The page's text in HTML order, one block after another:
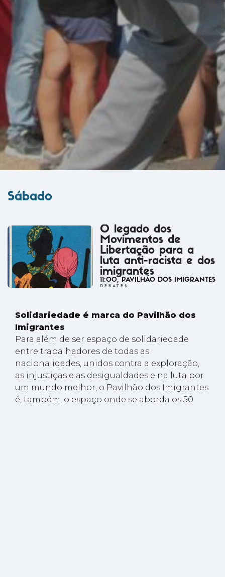
Sábado
O legado dos
Movimentos de
Libertação para a
luta anti-racista e dos
imigrantes
11:00, PAVILHÃO DOS IMIGRANTES
DEBATES
Solidariedade é marca do Pavilhão dos
Imigrantes
Para além de ser espaço de solidariedade
entre trabalhadores de todas as
nacionalidades, unidos contra a exploração,
as injustiças e as desigualdades e na luta por
um mundo melhor, o Pavilhão dos Imigrantes
é, também, o espaço onde se aborda os 50